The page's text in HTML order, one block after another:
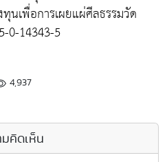
เพื่อการเผยแผ่ศีลธรรมวัด
0-14343-5
4,937
มคิดเห็น